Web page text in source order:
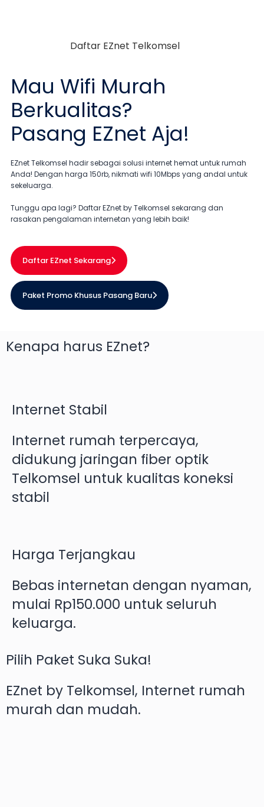
Mau Wifi Murah
Berkualitas?
Pasang EZnet Aja!
EZnet Telkomsel hadir sebagai solusi internet hemat untuk rumah
Anda! Dengan harga 150rb, nikmati wifi 10Mbps yang andal untuk
sekeluarga.
Tunggu apa lagi? Daftar EZnet by Telkomsel sekarang dan
rasakan pengalaman internetan yang lebih baik!
Daftar EZnet Sekarang
Paket Promo Khusus Pasang Baru
Kenapa harus EZnet?
Internet Stabil
Internet rumah terpercaya,
didukung jaringan fiber optik
Telkomsel untuk kualitas koneksi
stabil
Harga Terjangkau
Bebas internetan dengan nyaman,
mulai Rp150.000 untuk seluruh
keluarga.
Pilih Paket Suka Suka!
EZnet by Telkomsel, Internet rumah
murah dan mudah.